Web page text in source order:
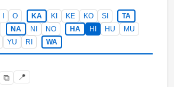
O KA KI KE KO SI
TA
NA NI NO HA HI HU
MU
YU RI WA
⧉ 📍